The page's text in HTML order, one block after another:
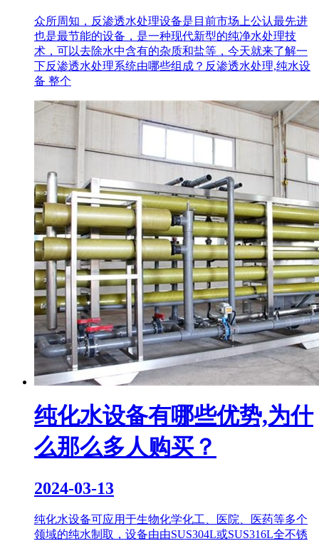
众所周知，反渗透水处理设备是目前市场上公认最先进
也是最节能的设备，是一种现代新型的纯净水处理技
术，可以去除水中含有的杂质和盐等，今天就来了解一
下反渗透水处理系统由哪些组成？反渗透水处理,纯水设
备 整个
纯化水设备有哪些优势,为什
么那么多人购买？
2024-03-13
纯化水设备可应用于生物化学化工、医院、医药等多个
领域的纯水制取，设备由由SUS304L或SUS316L全不锈